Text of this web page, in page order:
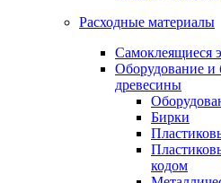
Расходные материалы
Самоклеящиеся
Оборудование и
древесины
Бирки
кодом